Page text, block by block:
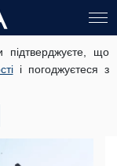
підтверджуєте, що
і погоджуєтеся з